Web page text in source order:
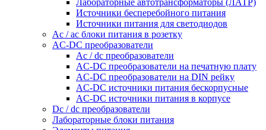
Источники бесперебойного питания
Источники питания для светодиодов
Ac / ac блоки питания в розетку
AC-DC преобразователи
Ac / dc преобразователи
AC-DC преобразователи на печатную плату
AC-DC преобразователи на DIN рейку
AC-DC источники питания бескорпусные
AC-DC источники питания в корпусе
Dc / dc преобразователи
Лабораторные блоки питания